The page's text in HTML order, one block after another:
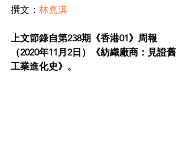
撰文： 林嘉淇
上文節錄自第238期《香港01》周報
（2020年11月2日）《紡織廠商：見證舊
工業進化史》。